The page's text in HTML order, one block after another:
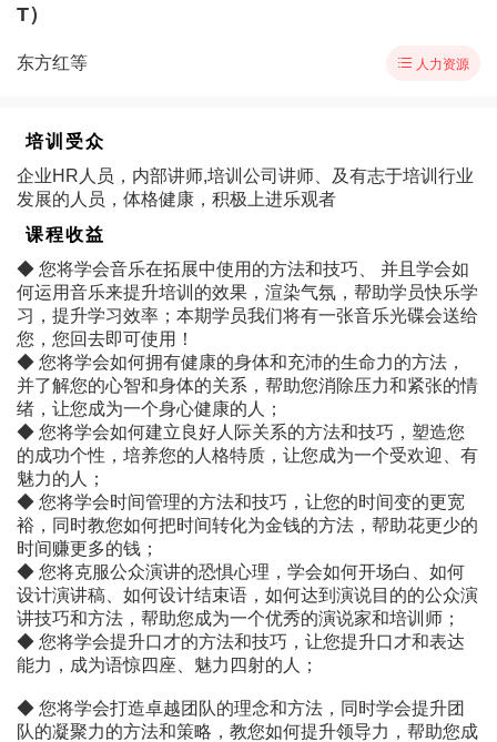
T）
东方红等  人力资源
培训受众
企业HR人员，内部讲师,培训公司讲师、及有志于培训行业
发展的人员，体格健康，积极上进乐观者
课程收益
◆ 您将学会音乐在拓展中使用的方法和技巧、 并且学会如
何运用音乐来提升培训的效果，渲染气氛，帮助学员快乐学
习，提升学习效率；本期学员我们将有一张音乐光碟会送给
您，您回去即可使用！
◆ 您将学会如何拥有健康的身体和充沛的生命力的方法，
并了解您的心智和身体的关系，帮助您消除压力和紧张的情
绪，让您成为一个身心健康的人；
◆ 您将学会如何建立良好人际关系的方法和技巧，塑造您
的成功个性，培养您的人格特质，让您成为一个受欢迎、有
魅力的人；
◆ 您将学会时间管理的方法和技巧，让您的时间变的更宽
裕，同时教您如何把时间转化为金钱的方法，帮助花更少的
时间赚更多的钱；
◆ 您将克服公众演讲的恐惧心理，学会如何开场白、如何
设计演讲稿、如何设计结束语，如何达到演说目的的公众演
讲技巧和方法，帮助您成为一个优秀的演说家和培训师；
◆ 您将学会提升口才的方法和技巧，让您提升口才和表达
能力，成为语惊四座、魅力四射的人；
◆ 您将学会打造卓越团队的理念和方法，同时学会提升团
队的凝聚力的方法和策略，教您如何提升领导力，帮助您成